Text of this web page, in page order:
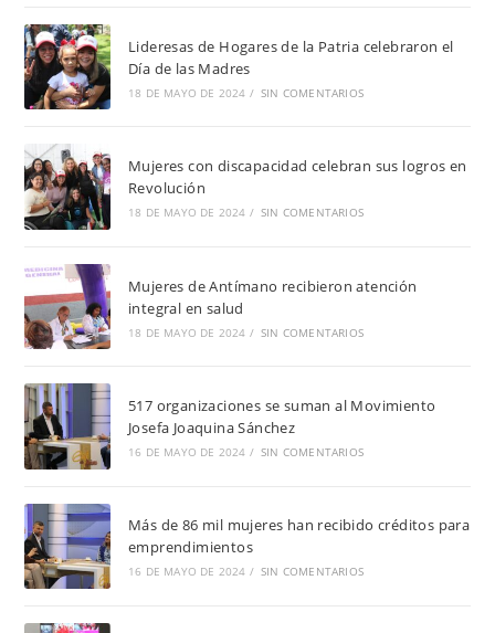
Lideresas de Hogares de la Patria celebraron el
Día de las Madres
18 DE MAYO DE 2024 / SIN COMENTARIOS
Mujeres con discapacidad celebran sus logros en
Revolución
18 DE MAYO DE 2024 / SIN COMENTARIOS
Mujeres de Antímano recibieron atención
integral en salud
18 DE MAYO DE 2024 / SIN COMENTARIOS
517 organizaciones se suman al Movimiento
Josefa Joaquina Sánchez
16 DE MAYO DE 2024 / SIN COMENTARIOS
Más de 86 mil mujeres han recibido créditos para
emprendimientos
16 DE MAYO DE 2024 / SIN COMENTARIOS